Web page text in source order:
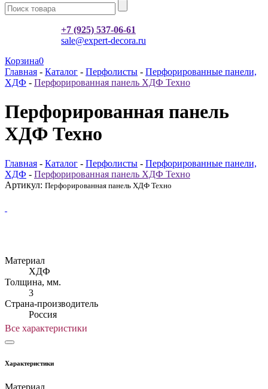
+7 (925) 537-06-61
sale@expert-decora.ru
Корзина0
Главная - Каталог - Перфолисты - Перфорированные панели,
ХДФ - Перфорированная панель ХДФ Техно
Перфорированная панель
ХДФ Техно
Главная - Каталог - Перфолисты - Перфорированные панели,
ХДФ - Перфорированная панель ХДФ Техно
Артикул: Перфорированная панель ХДФ Техно
Материал
ХДФ
Толщина, мм.
3
Страна-производитель
Россия
Все характеристики
Характеристики
Материал